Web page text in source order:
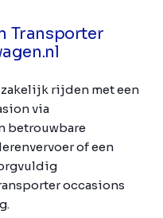
Transporter
rijden met een
via
betrouwbare
of een
occasions